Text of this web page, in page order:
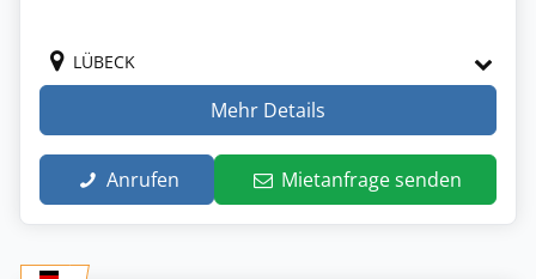
LÜBECK
Mehr Details
Anrufen Mietanfrage senden